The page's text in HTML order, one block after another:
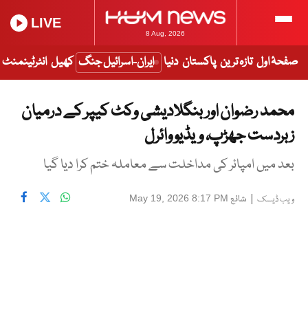
8 Aug, 2026
LIVE
صفحۂ اول تازہ ترین پاکستان دنیا ایران-اسرائیل جنگ کھیل انٹرٹینمنٹ
محمد رضوان اور بنگلادیشی وکٹ کیپر کے درمیان
زبردست جھڑپ، ویڈیو وائرل
بعد میں امپائر کی مداخلت سے معاملہ ختم کرا دیا گیا
ویب ڈیسک | شائع May 19, 2026 8:17 PM